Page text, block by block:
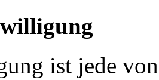
ist jede